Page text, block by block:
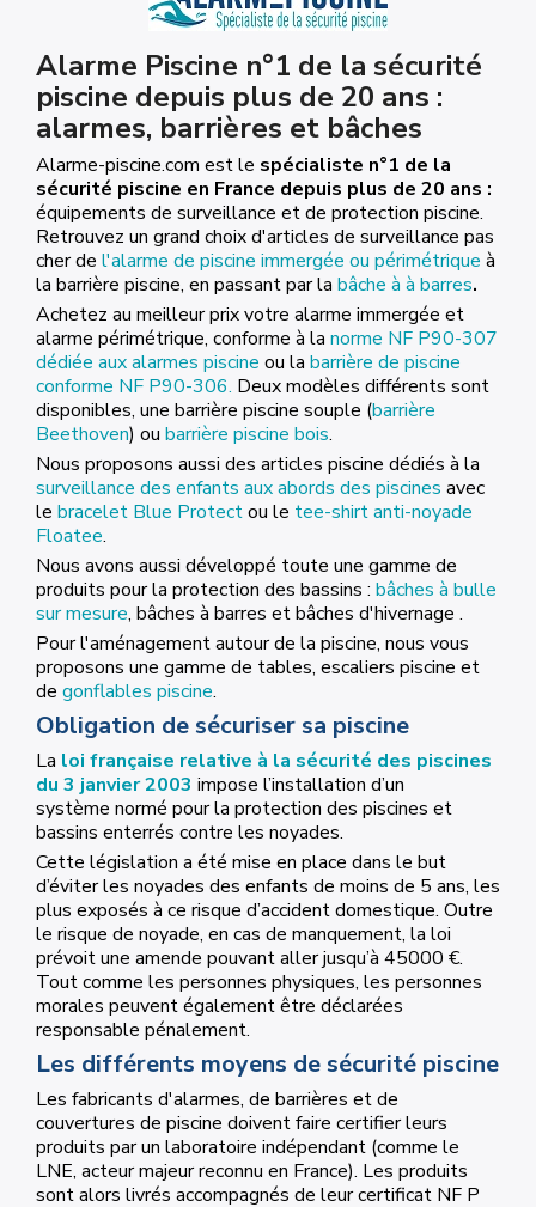
Alarme Piscine n°1 de la sécurité
piscine depuis plus de 20 ans :
alarmes, barrières et bâches
Alarme-piscine.com est le spécialiste n°1 de la
sécurité piscine en France depuis plus de 20 ans :
équipements de surveillance et de protection piscine.
Retrouvez un grand choix d'articles de surveillance pas
cher de l'alarme de piscine immergée ou périmétrique à
la barrière piscine, en passant par la bâche à à barres.
Achetez au meilleur prix votre alarme immergée et
alarme périmétrique, conforme à la norme NF P90-307
dédiée aux alarmes piscine ou la barrière de piscine
conforme NF P90-306. Deux modèles différents sont
disponibles, une barrière piscine souple (barrière
Beethoven) ou barrière piscine bois.
Nous proposons aussi des articles piscine dédiés à la
surveillance des enfants aux abords des piscines avec
le bracelet Blue Protectou le tee-shirt anti-noyade
Floatee.
Nous avons aussi développé toute une gamme de
produits pour la protection des bassins : bâches à bulle
sur mesure, bâches à barres et bâches d'hivernage .
Pour l'aménagement autour de la piscine, nous vous
proposons une gamme de tables, escaliers piscine et
de gonflables piscine.
Obligation de sécuriser sa piscine
La loi française relative à la sécurité des piscines
du 3 janvier 2003 impose l’installation d’un
système normé pour la protection des piscines et
bassins enterrés contre les noyades.
Cette législation a été mise en place dans le but
d’éviter les noyades des enfants de moins de 5 ans, les
plus exposés à ce risque d’accident domestique. Outre
le risque de noyade, en cas de manquement, la loi
prévoit une amende pouvant aller jusqu’à 45000 €.
Tout comme les personnes physiques, les personnes
morales peuvent également être déclarées
responsable pénalement.
Les différents moyens de sécurité piscine
Les fabricants d'alarmes, de barrières et de
couvertures de piscine doivent faire certifier leurs
produits par un laboratoire indépendant (comme le
LNE, acteur majeur reconnu en France). Les produits
sont alors livrés accompagnés de leur certificat NF P